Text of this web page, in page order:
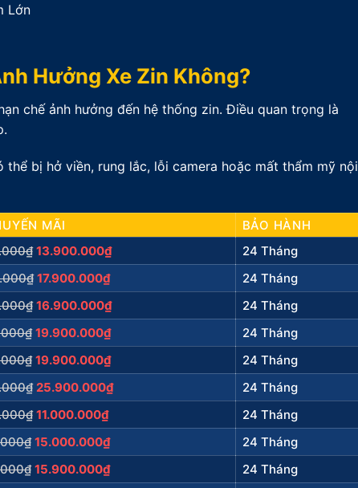
Hưởng Xe Zin Không?
chế ảnh hưởng đến hệ thống zin. Điều quan trọng là
bị hở viền, rung lắc, lỗi camera hoặc mất thẩm mỹ nội
MÃI
BẢO HÀNH
13.900.000₫
24 Tháng
17.900.000₫
24 Tháng
16.900.000₫
24 Tháng
19.900.000₫
24 Tháng
19.900.000₫
24 Tháng
25.900.000₫
24 Tháng
11.000.000₫
24 Tháng
15.000.000₫
24 Tháng
15.900.000₫
24 Tháng